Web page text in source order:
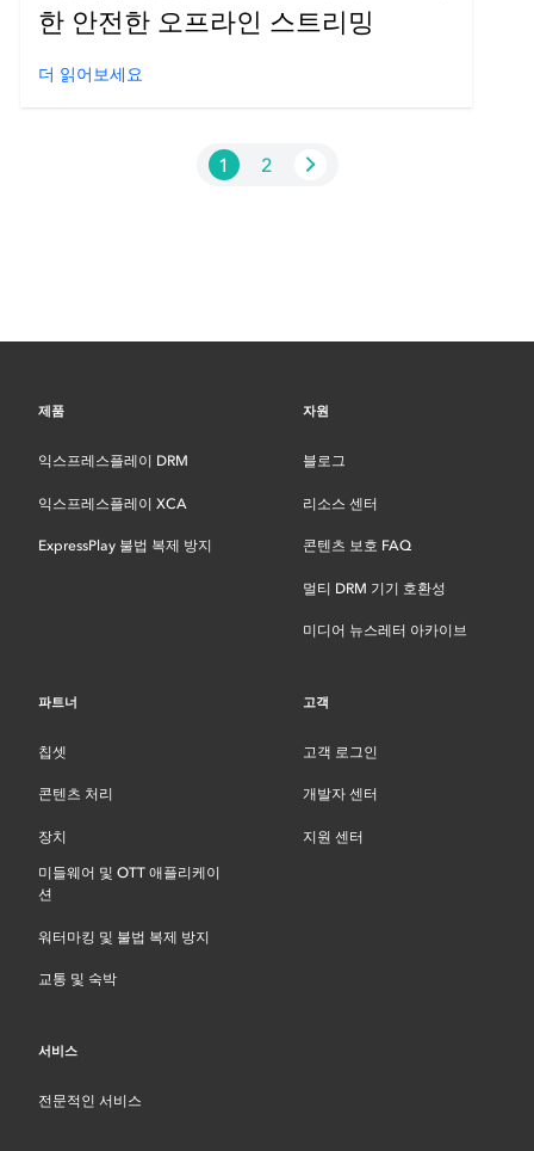
한 안전한 오프라인 스트리밍
더 읽어보세요
1 2
제품
익스프레스플레이 DRM
익스프레스플레이 XCA
ExpressPlay 불법 복제 방지
자원
블로그
리소스 센터
콘텐츠 보호 FAQ
멀티 DRM 기기 호환성
미디어 뉴스레터 아카이브
파트너
칩셋
콘텐츠 처리
장치
미들웨어 및 OTT 애플리케이
션
워터마킹 및 불법 복제 방지
교통 및 숙박
고객
고객 로그인
개발자 센터
지원 센터
서비스
전문적인 서비스